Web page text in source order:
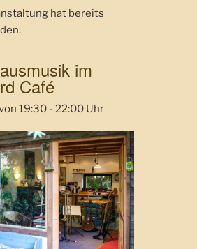
hat bereits
im
Café
19:30 - 22:00